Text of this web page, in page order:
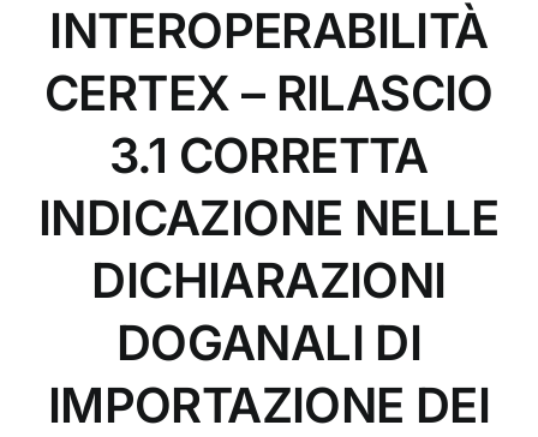
INTEROPERABILITÀ
CERTEX – RILASCIO
3.1 CORRETTA
INDICAZIONE NELLE
DICHIARAZIONI
DOGANALI DI
IMPORTAZIONE DEI